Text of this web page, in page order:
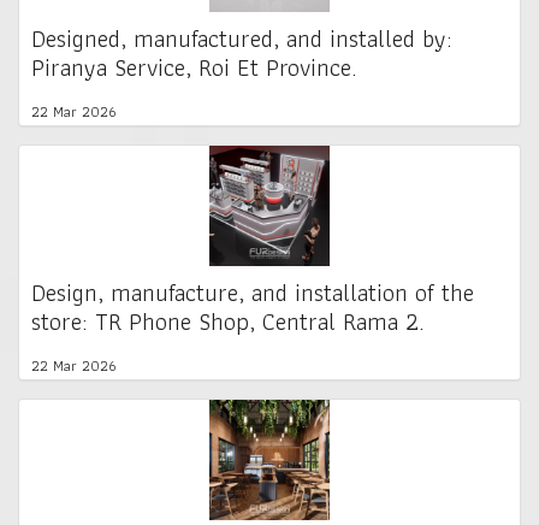
Designed, manufactured, and installed by:
Piranya Service, Roi Et Province.
22 Mar 2026
Design, manufacture, and installation of the
store: TR Phone Shop, Central Rama 2.
22 Mar 2026